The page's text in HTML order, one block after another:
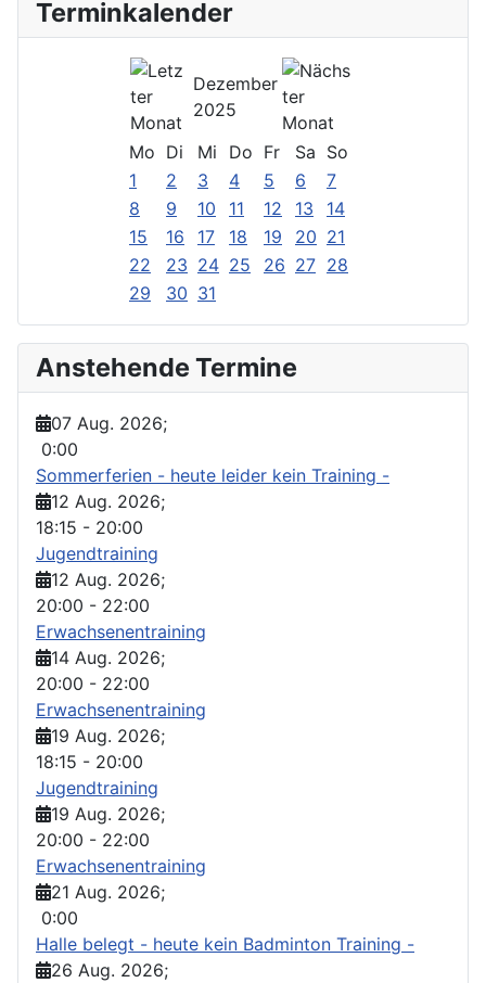
Terminkalender
Dezember
2025
Mo Di Mi Do Fr Sa So
1
2 3 4 5 6
7
8
9 10 11 12 13
14
15
16 17 18 19 20 21
22
23 24 25 26 27 28
29
30 31
Anstehende Termine
07 Aug. 2026;
0:00
Sommerferien - heute leider kein Training -
12 Aug. 2026;
18:15 - 20:00
Jugendtraining
12 Aug. 2026;
20:00 - 22:00
Erwachsenentraining
14 Aug. 2026;
20:00 - 22:00
Erwachsenentraining
19 Aug. 2026;
18:15 - 20:00
Jugendtraining
19 Aug. 2026;
20:00 - 22:00
Erwachsenentraining
21 Aug. 2026;
0:00
Halle belegt - heute kein Badminton Training -
26 Aug. 2026;